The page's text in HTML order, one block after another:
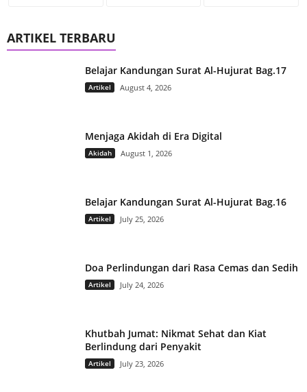
ARTIKEL TERBARU
Belajar Kandungan Surat Al-Hujurat Bag.17
Artikel August 4, 2026
Menjaga Akidah di Era Digital
Akidah August 1, 2026
Belajar Kandungan Surat Al-Hujurat Bag.16
Artikel July 25, 2026
Doa Perlindungan dari Rasa Cemas dan Sedih
Artikel July 24, 2026
Khutbah Jumat: Nikmat Sehat dan Kiat
Berlindung dari Penyakit
Artikel July 23, 2026